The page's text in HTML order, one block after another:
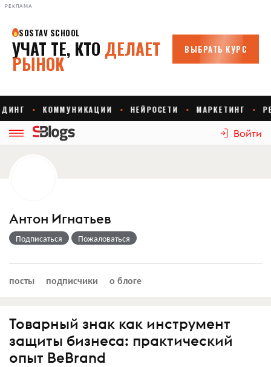
РЕКЛАМА
Войти
Антон Игнатьев
Подписаться Пожаловаться
посты подписчики о блоге
Товарный знак как инструмент
защиты бизнеса: практический
опыт BeBrand